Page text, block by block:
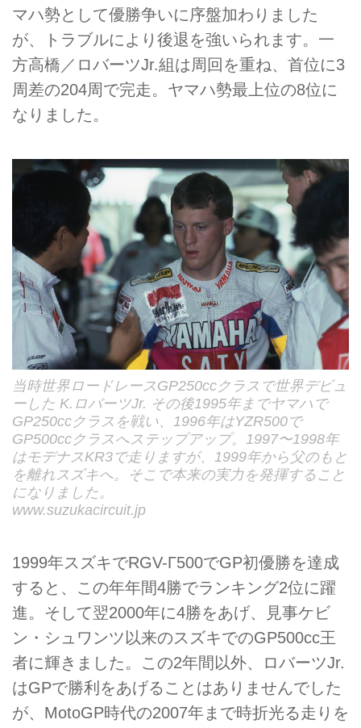
マハ勢として優勝争いに序盤加わりました
が、トラブルにより後退を強いられます。一
方高橋／ロバーツJr.組は周回を重ね、首位に3
周差の204周で完走。ヤマハ勢最上位の8位に
なりました。
当時世界ロードレースGP250ccクラスで世界デビュ
ーした K.ロバーツJr. その後1995年までヤマハで
GP250ccクラスを戦い、1996年はYZR500で
GP500ccクラスへステップアップ。1997〜1998年
はモデナスKR3で走りますが、1999年から父のもと
を離れスズキへ。そこで本来の実力を発揮すること
になりました。
www.suzukacircuit.jp
1999年スズキでRGV-Γ500でGP初優勝を達成
すると、この年年間4勝でランキング2位に躍
進。そして翌2000年に4勝をあげ、見事ケビ
ン・シュワンツ以来のスズキでのGP500cc王
者に輝きました。この2年間以外、ロバーツJr.
はGPで勝利をあげることはありませんでした
が、MotoGP時代の2007年まで時折光る走りを